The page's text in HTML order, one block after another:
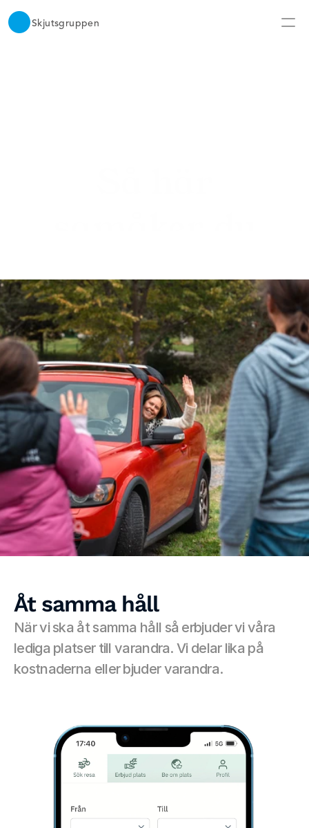
Skjutsgruppen
någon gång ibland eller återkommande.
Åt samma håll
När vi ska åt samma håll så erbjuder vi våra
lediga platser till varandra. Vi delar lika på
kostnaderna eller bjuder varandra.